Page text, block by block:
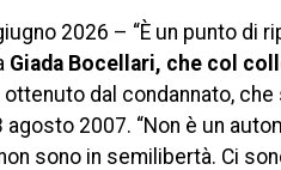
2026 – “È un punto di
Giada Bocellari, che col
ottenuto dal condannato,
agosto 2007. “Non è un
sono in semilibertà. Ci